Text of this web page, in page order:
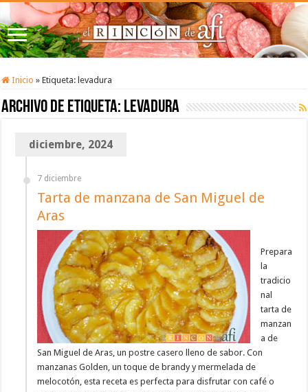
Inicio » Etiqueta: levadura
Archivo de etiqueta: levadura
diciembre, 2024
7 diciembre
Tarta de manzana de San Miguel de
Aras
Prepara
la
tradicio
nal
tarta de
manzan
a de
San Miguel de Aras, un postre casero lleno de sabor. Con
manzanas Golden, un toque de brandy y mermelada de
melocotón, esta receta es perfecta para disfrutar con café o